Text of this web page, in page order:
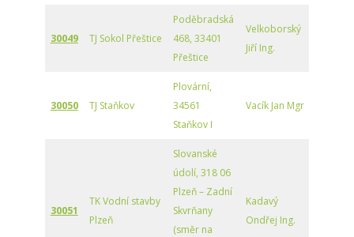
30049 TJ Sokol Přeštice
Poděbradská
468, 33401
Přeštice
Velkoborský
Jiří Ing.
30050 TJ Staňkov
Plovární,
34561
Staňkov I
Vacík Jan Mgr
30051
TK Vodní stavby
Plzeň
Slovanské
údolí, 318 06
Plzeň – Zadní
Skvrňany
(směr na
Kadavý
Ondřej Ing.